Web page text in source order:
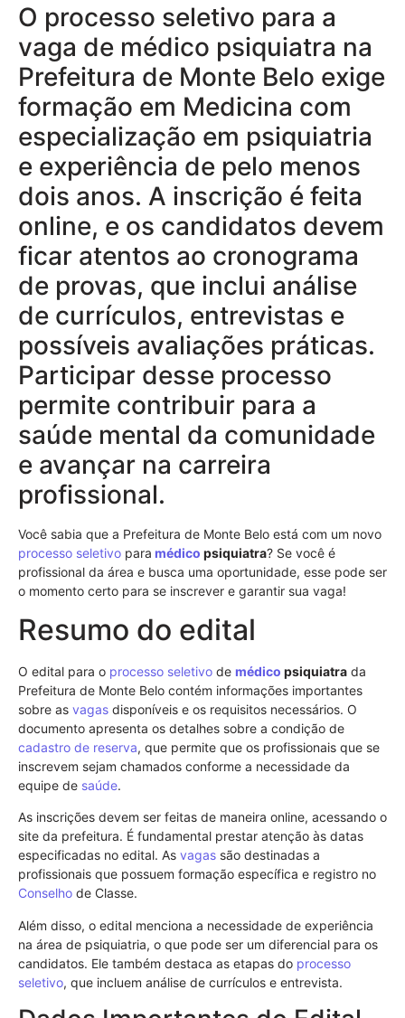
O processo seletivo para a
vaga de médico psiquiatra na
Prefeitura de Monte Belo exige
formação em Medicina com
especialização em psiquiatria
e experiência de pelo menos
dois anos. A inscrição é feita
online, e os candidatos devem
ficar atentos ao cronograma
de provas, que inclui análise
de currículos, entrevistas e
possíveis avaliações práticas.
Participar desse processo
permite contribuir para a
saúde mental da comunidade
e avançar na carreira
profissional.
Você sabia que a Prefeitura de Monte Belo está com um novo
processo seletivo para médico psiquiatra? Se você é
profissional da área e busca uma oportunidade, esse pode ser
o momento certo para se inscrever e garantir sua vaga!
Resumo do edital
O edital para o processo seletivo de médico psiquiatra da
Prefeitura de Monte Belo contém informações importantes
sobre as vagas disponíveis e os requisitos necessários. O
documento apresenta os detalhes sobre a condição de
cadastro de reserva, que permite que os profissionais que se
inscrevem sejam chamados conforme a necessidade da
equipe de saúde.
As inscrições devem ser feitas de maneira online, acessando o
site da prefeitura. É fundamental prestar atenção às datas
especificadas no edital. As vagas são destinadas a
profissionais que possuem formação específica e registro no
Conselho de Classe.
Além disso, o edital menciona a necessidade de experiência
na área de psiquiatria, o que pode ser um diferencial para os
candidatos. Ele também destaca as etapas do processo
seletivo, que incluem análise de currículos e entrevista.